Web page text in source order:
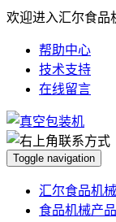
欢迎进入汇尔食品
帮助中心
技术支持
在线留言
Toggle navigation
汇尔食品机
食品机械产